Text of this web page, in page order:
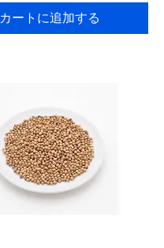
カートに追加する